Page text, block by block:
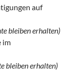
auf
bleiben erhalten)
im
bleiben erhalten)